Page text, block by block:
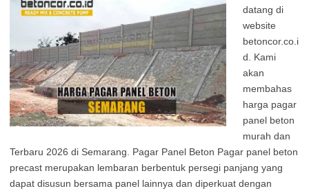
datang di
website
betoncor.co.i
d. Kami
akan
membahas
harga pagar
panel beton
murah dan
Terbaru 2026 di Semarang. Pagar Panel Beton Pagar panel beton
precast merupakan lembaran berbentuk persegi panjang yang
dapat disusun bersama panel lainnya dan diperkuat dengan